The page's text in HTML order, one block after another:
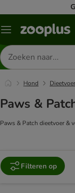
Menu
Zoeken
naar
producten
Hond
Paws &
Paws & Patch dieetvoer &
Filteren op